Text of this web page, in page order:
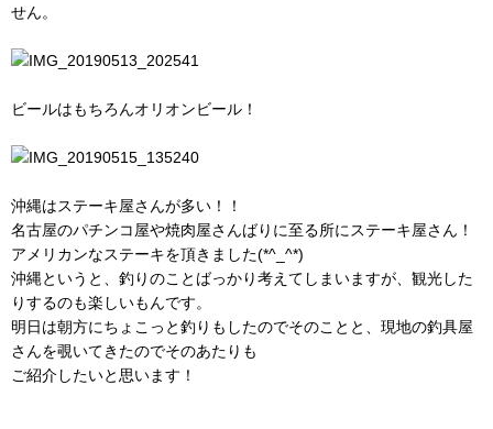
せん。
ビールはもちろんオリオンビール！
沖縄はステーキ屋さんが多い！！
名古屋のパチンコ屋や焼肉屋さんばりに至る所にステーキ屋さん！
アメリカンなステーキを頂きました(*^_^*)
沖縄というと、釣りのことばっかり考えてしまいますが、観光した
りするのも楽しいもんです。
明日は朝方にちょこっと釣りもしたのでそのことと、現地の釣具屋
さんを覗いてきたのでそのあたりも
ご紹介したいと思います！